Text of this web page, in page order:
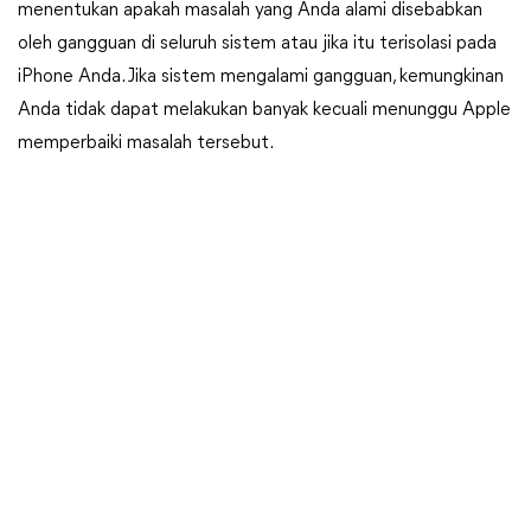
menentukan apakah masalah yang Anda alami disebabkan
oleh gangguan di seluruh sistem atau jika itu terisolasi pada
iPhone Anda. Jika sistem mengalami gangguan, kemungkinan
Anda tidak dapat melakukan banyak kecuali menunggu Apple
memperbaiki masalah tersebut.